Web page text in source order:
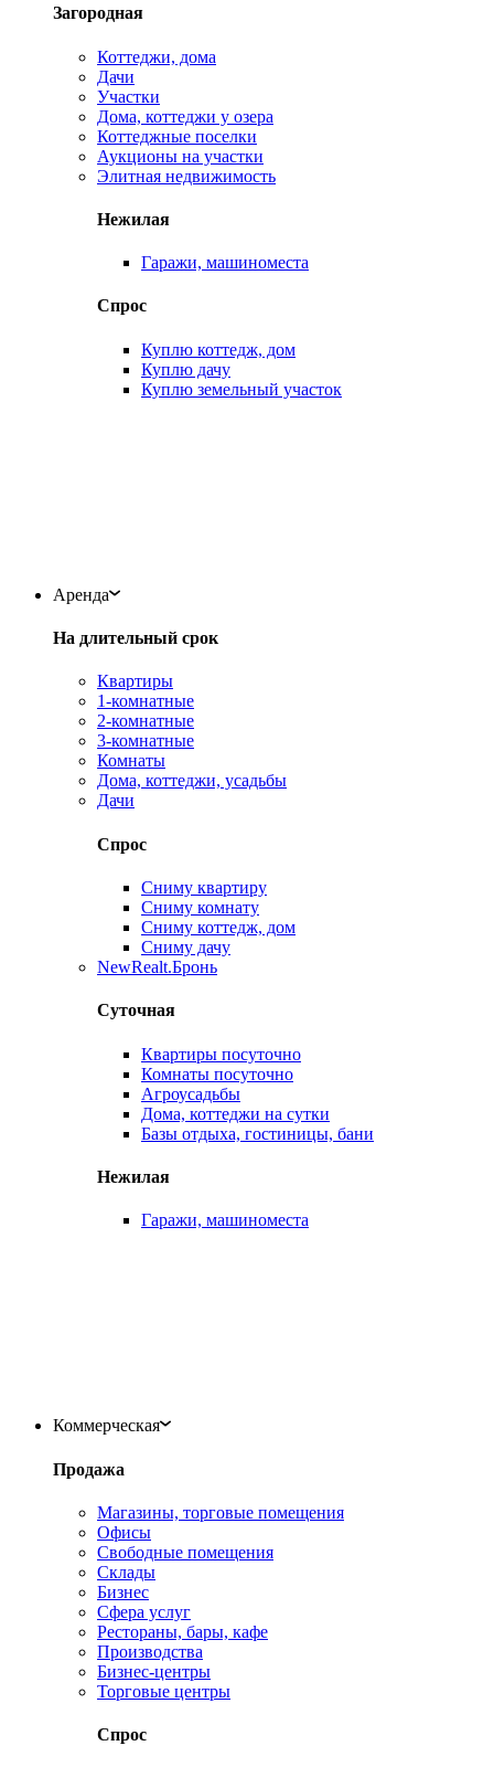
Загородная
Коттеджи, дома
Дачи
Участки
Дома, коттеджи у озера
Коттеджные поселки
Аукционы на участки
Элитная недвижимость
Нежилая
Гаражи, машиноместа
Спрос
Куплю коттедж, дом
Куплю дачу
Куплю земельный участок
Аренда
На длительный срок
Квартиры
1-комнатные
2-комнатные
3-комнатные
Комнаты
Дома, коттеджи, усадьбы
Дачи
Спрос
Сниму квартиру
Сниму комнату
Сниму коттедж, дом
Сниму дачу
NewRealt.Бронь
Суточная
Квартиры посуточно
Комнаты посуточно
Агроусадьбы
Дома, коттеджи на сутки
Базы отдыха, гостиницы, бани
Нежилая
Гаражи, машиноместа
Коммерческая
Продажа
Магазины, торговые помещения
Офисы
Свободные помещения
Склады
Бизнес
Сфера услуг
Рестораны, бары, кафе
Производства
Бизнес-центры
Торговые центры
Спрос